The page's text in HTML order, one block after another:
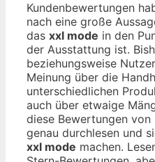
Kundenbewertungen
nach eine große
das xxl mode in den
der Ausstattung ist.
beziehungsweise
Meinung über die
unterschiedlichen
auch über etwaige
diese Bewertungen von
genau durchlesen und
xxl mode machen.